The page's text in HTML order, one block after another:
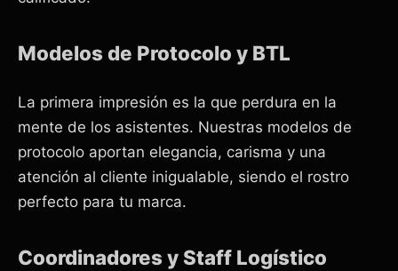
Modelos de Protocolo y BTL
La primera impresión es la que perdura en la
mente de los asistentes. Nuestras modelos de
protocolo aportan elegancia, carisma y una
atención al cliente inigualable, siendo el rostro
perfecto para tu marca.
Coordinadores y Staff Logístico